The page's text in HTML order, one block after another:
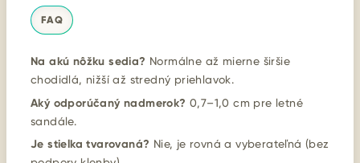
FAQ
Na akú nôžku sedia? Normálne až mierne širšie
chodidlá, nižší až stredný priehlavok.
Aký odporúčaný nadmerok? 0,7–1,0 cm pre letné
sandále.
Je stielka tvarovaná? Nie, je rovná a vyberateľná (bez